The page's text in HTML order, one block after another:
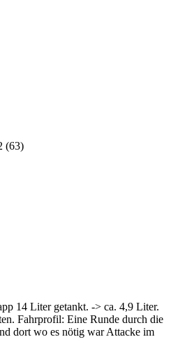
(63)
14 Liter getankt. -> ca. 4,9 Liter.
Fahrprofil: Eine Runde durch die
dort wo es nötig war Attacke im